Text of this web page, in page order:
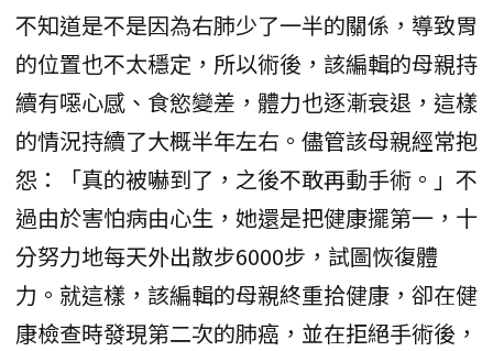
不知道是不是因為右肺少了一半的關係，導致胃
的位置也不太穩定，所以術後，該編輯的母親持
續有噁心感、食慾變差，體力也逐漸衰退，這樣
的情況持續了大概半年左右。儘管該母親經常抱
怨：「真的被嚇到了，之後不敢再動手術。」不
過由於害怕病由心生，她還是把健康擺第一，十
分努力地每天外出散步6000步，試圖恢復體
力。就這樣，該編輯的母親終重拾健康，卻在健
康檢查時發現第二次的肺癌，並在拒絕手術後，